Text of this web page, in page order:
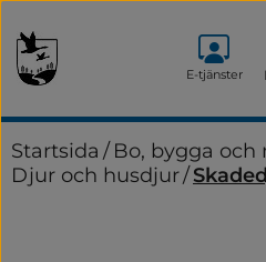
E-tjänster
Startsida / Bo, bygga och
Djur och husdjur/